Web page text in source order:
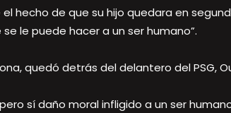
hecho de que su hijo quedara en
le puede hacer a un ser humano”.
quedó detrás del delantero del PSG,
sí daño moral infligido a un ser